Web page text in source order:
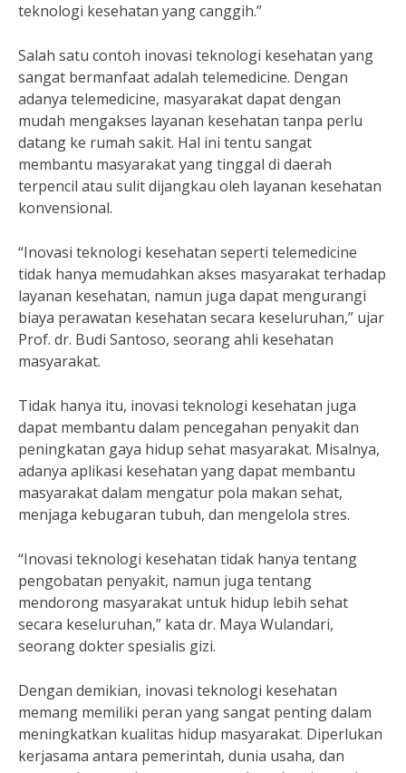
teknologi kesehatan yang canggih.”
Salah satu contoh inovasi teknologi kesehatan yang
sangat bermanfaat adalah telemedicine. Dengan
adanya telemedicine, masyarakat dapat dengan
mudah mengakses layanan kesehatan tanpa perlu
datang ke rumah sakit. Hal ini tentu sangat
membantu masyarakat yang tinggal di daerah
terpencil atau sulit dijangkau oleh layanan kesehatan
konvensional.
“Inovasi teknologi kesehatan seperti telemedicine
tidak hanya memudahkan akses masyarakat terhadap
layanan kesehatan, namun juga dapat mengurangi
biaya perawatan kesehatan secara keseluruhan,” ujar
Prof. dr. Budi Santoso, seorang ahli kesehatan
masyarakat.
Tidak hanya itu, inovasi teknologi kesehatan juga
dapat membantu dalam pencegahan penyakit dan
peningkatan gaya hidup sehat masyarakat. Misalnya,
adanya aplikasi kesehatan yang dapat membantu
masyarakat dalam mengatur pola makan sehat,
menjaga kebugaran tubuh, dan mengelola stres.
“Inovasi teknologi kesehatan tidak hanya tentang
pengobatan penyakit, namun juga tentang
mendorong masyarakat untuk hidup lebih sehat
secara keseluruhan,” kata dr. Maya Wulandari,
seorang dokter spesialis gizi.
Dengan demikian, inovasi teknologi kesehatan
memang memiliki peran yang sangat penting dalam
meningkatkan kualitas hidup masyarakat. Diperlukan
kerjasama antara pemerintah, dunia usaha, dan